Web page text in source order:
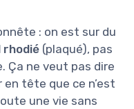
: on est sur du
rhodié (plaqué), pas
Ça ne veut pas dire
en tête que ce n’est
une vie sans